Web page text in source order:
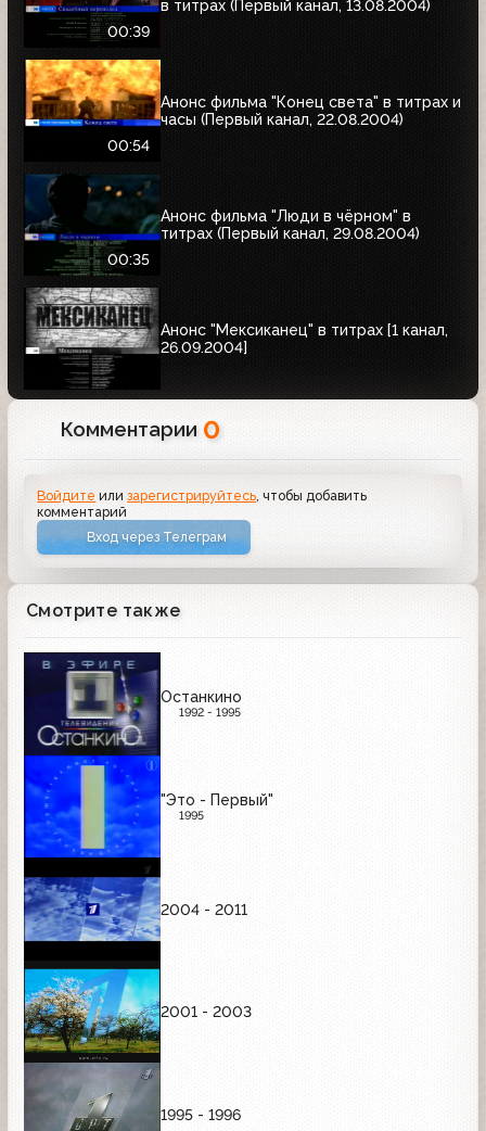
00:39
в титрах (Первый канал, 13.08.2004)
00:54
Анонс фильма "Конец света" в титрах и
часы (Первый канал, 22.08.2004)
00:35
Анонс фильма "Люди в чёрном" в
титрах (Первый канал, 29.08.2004)
Анонс "Мексиканец" в титрах [1 канал,
26.09.2004]
Комментарии 0
Войдите илизарегистрируйтесь , чтобы добавить
комментарий
Вход через Телеграм
Смотрите также
Останкино
1992 - 1995
"Это - Первый"
1995
2004 - 2011
2001 - 2003
1995 - 1996